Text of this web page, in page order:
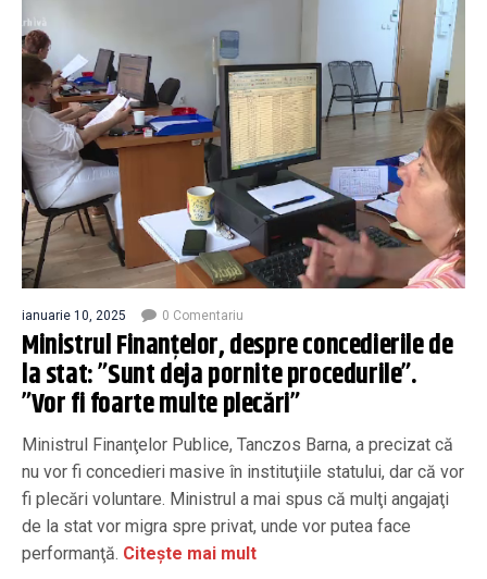
ianuarie 10, 2025 0 Comentariu
Ministrul Finanțelor, despre concedierile de
la stat: ”Sunt deja pornite procedurile”.
”Vor fi foarte multe plecări”
Ministrul Finanţelor Publice, Tanczos Barna, a precizat că
nu vor fi concedieri masive în instituţiile statului, dar că vor
fi plecări voluntare. Ministrul a mai spus că mulţi angajaţi
de la stat vor migra spre privat, unde vor putea face
performanţă. Citește mai mult